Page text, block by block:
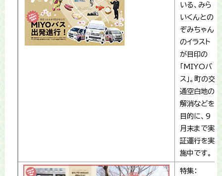
いる、みら
いくんとの
ぞみちゃん
のイラスト
が目印の
「MIYOバ
ス」。町の交
通空白地の
解消などを
目的に、9
月末まで実
証運行を実
施中です。
特集：